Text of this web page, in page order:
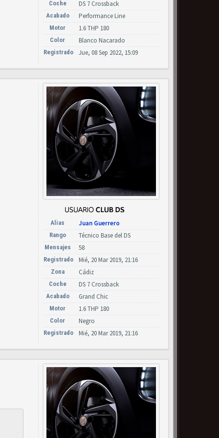
Coche DS 7 Crossback
Acabado Performance Line
Motor 1.6 THP 180
Color Blanco Nacarado
Registrado Jue, 08 Sep 2022, 15:09
Alias Juan Guerrero
Rango Técnico Base del DS
Mensajes 58
Registrado Mié, 20 Mar 2019, 21:16
Zona Cádiz
Coche DS 7 Crossback
Acabado Grand Chic
Motor 1.6 THP 180
Color Negro
Registrado Mié, 20 Mar 2019, 21:16